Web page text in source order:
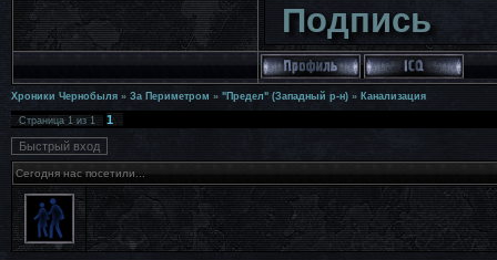
Подпись
Хроники Чернобыля » За Периметром » "Предел" (Западный р-н) » Канализация
Страница1из1 1
Сегодня нас посетили...